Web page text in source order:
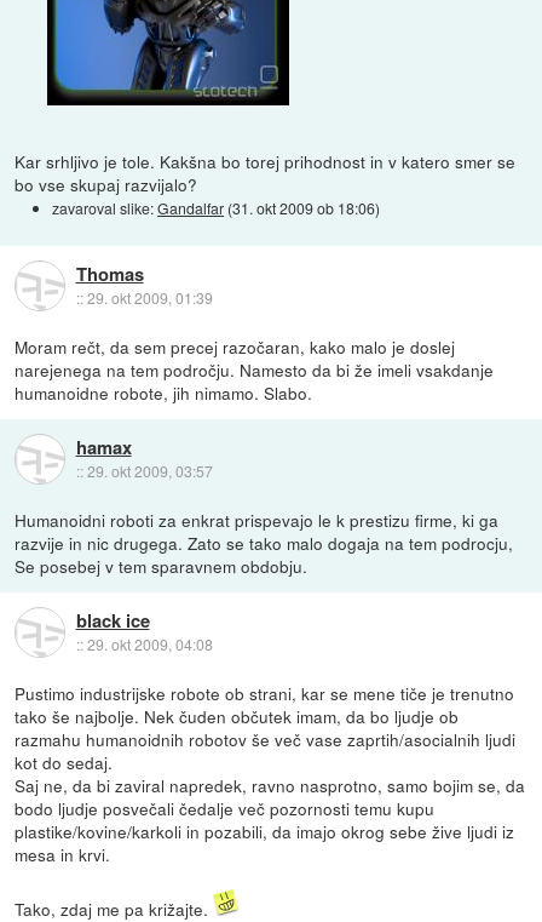
Kar srhljivo je tole. Kakšna bo torej prihodnost in v katero smer se
bo vse skupaj razvijalo?
zavaroval slike:Gandalfar (31. okt 2009 ob 18:06)
Thomas
::29. okt 2009, 01:39
Moram rečt, da sem precej razočaran, kako malo je doslej
narejenega na tem področju. Namesto da bi že imeli vsakdanje
humanoidne robote, jih nimamo. Slabo.
hamax
::29. okt 2009, 03:57
Humanoidni roboti za enkrat prispevajo le k prestizu firme, ki ga
razvije in nic drugega. Zato se tako malo dogaja na tem podrocju,
Se posebej v tem sparavnem obdobju.
black ice
::29. okt 2009, 04:08
Pustimo industrijske robote ob strani, kar se mene tiče je trenutno
tako še najbolje. Nek čuden občutek imam, da bo ljudje ob
razmahu humanoidnih robotov še več vase zaprtih/asocialnih ljudi
kot do sedaj.
Saj ne, da bi zaviral napredek, ravno nasprotno, samo bojim se, da
bodo ljudje posvečali čedalje več pozornosti temu kupu
plastike/kovine/karkoli in pozabili, da imajo okrog sebe žive ljudi iz
mesa in krvi.
Tako, zdaj me pa križajte.